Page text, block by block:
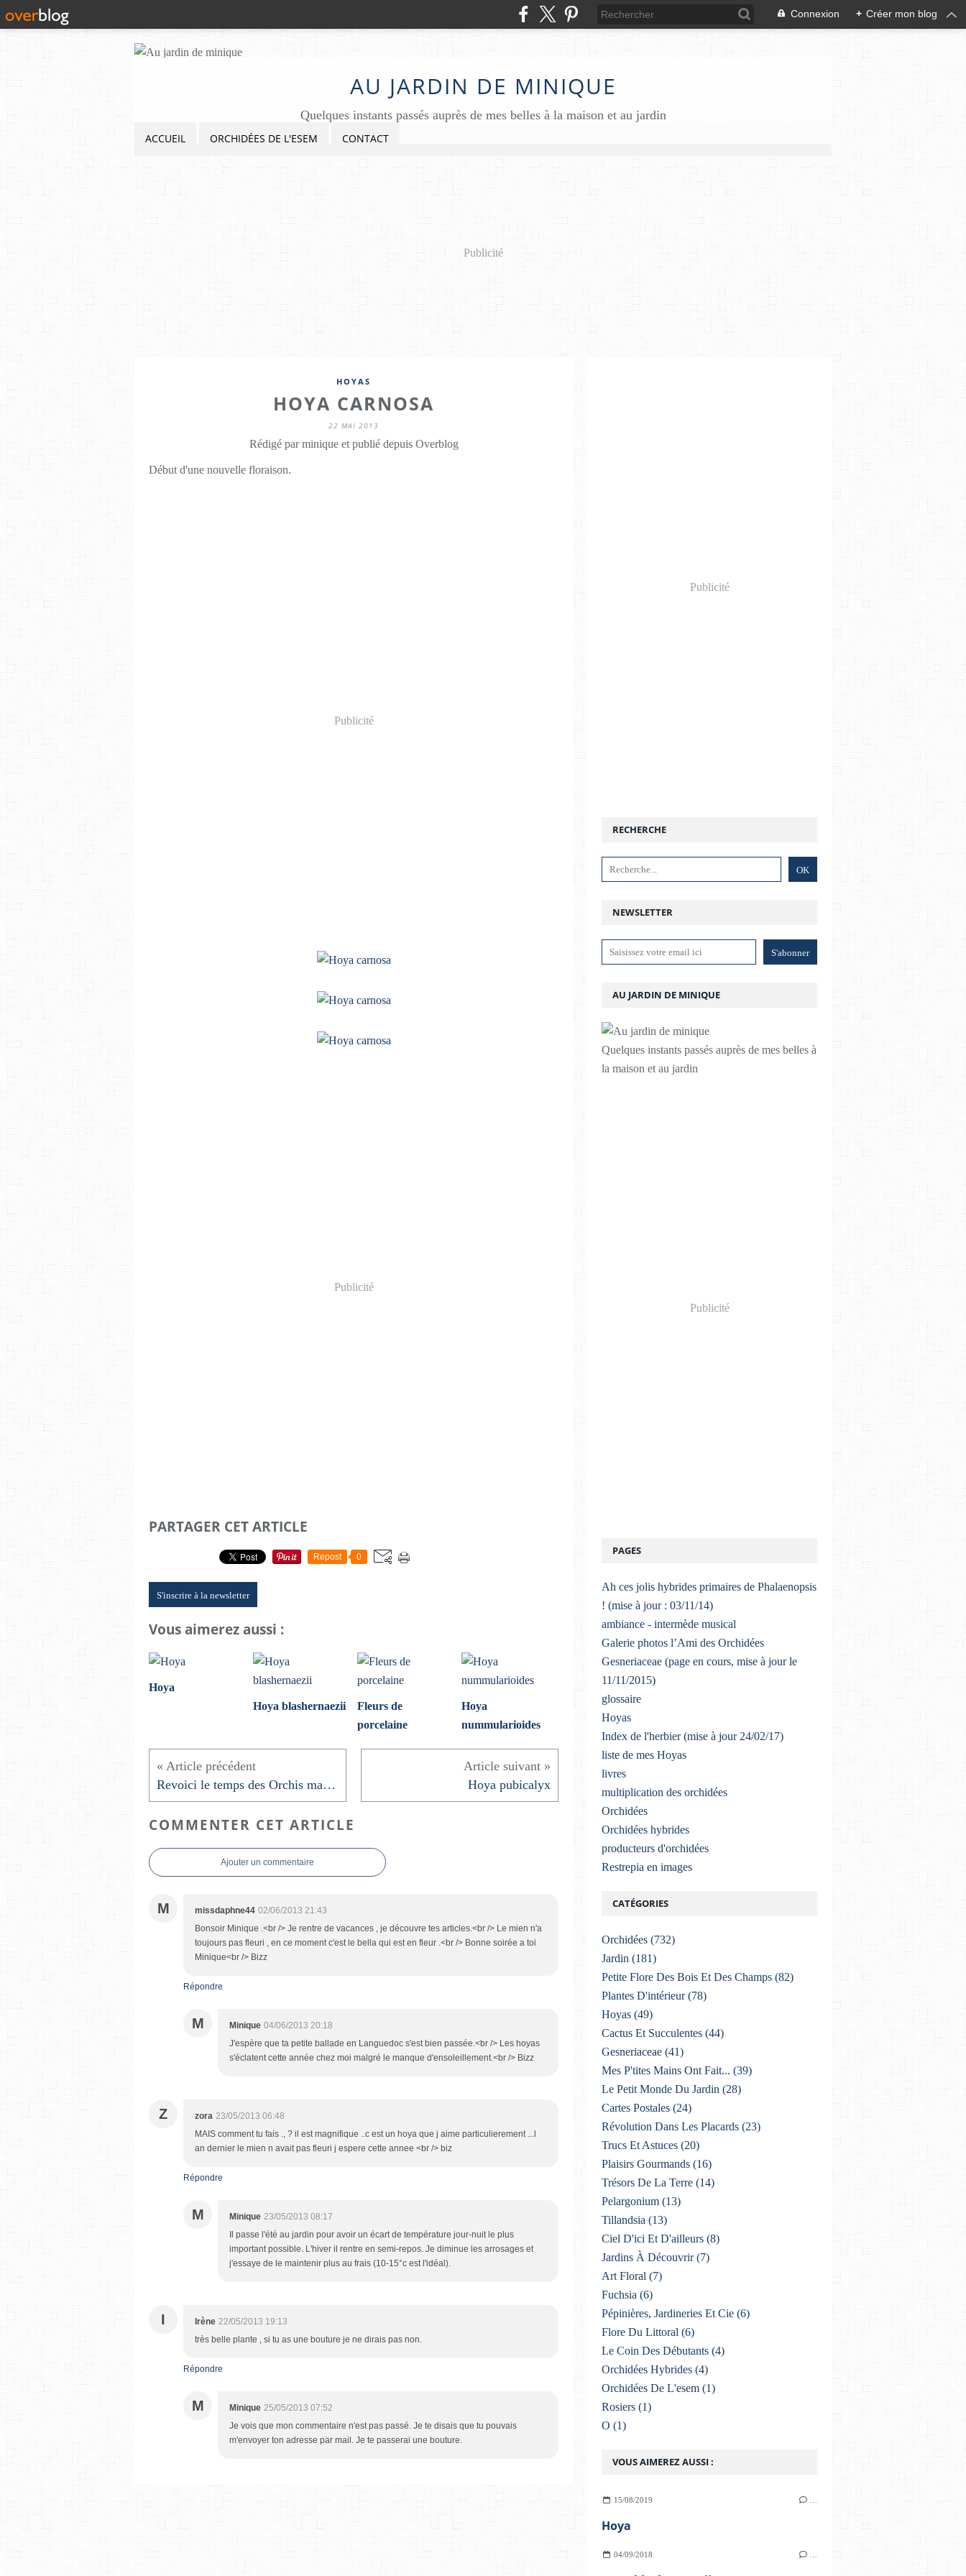
Connexion + Créer mon blog
AU JARDIN DE MINIQUE
Quelques instants passés auprès de mes belles à la maison et au jardin
ACCUEIL ORCHIDÉES DE L'ESEM CONTACT
Publicité
HOYAS
HOYA CARNOSA
22 MAI 2013
Rédigé par minique et publié depuis Overblog
Début d'une nouvelle floraison.
Publicité
Publicité
PARTAGER CET ARTICLE
Repost 0
S'inscrire à la newsletter
Vous aimerez aussi :
Hoya
Hoya blashernaezii
Fleurs de
porcelaine
Hoya
nummularioides
Revoici le temps des Orchis mascula Hoya pubicalyx
COMMENTER CET ARTICLE
Ajouter un commentaire
M missdaphne44 02/06/2013 21:43
Bonsoir Minique .<br /> Je rentre de vacances , je découvre tes articles.<br /> Le mien n'a
toujours pas fleuri , en ce moment c'est le bella qui est en fleur .<br /> Bonne soirée a toi
Minique<br /> Bizz
Répondre
M Minique 04/06/2013 20:18
J'espère que ta petite ballade en Languedoc s'est bien passée.<br /> Les hoyas
s'éclatent cette année chez moi malgré le manque d'ensoleillement.<br /> Bizz
Z zora 23/05/2013 06:48
MAIS comment tu fais ., ? il est magnifique ..c est un hoya que j aime particulierement ...l
an dernier le mien n avait pas fleuri j espere cette annee <br /> biz
Répondre
M Minique 23/05/2013 08:17
Il passe l'été au jardin pour avoir un écart de température jour-nuit le plus
important possible. L'hiver il rentre en semi-repos. Je diminue les arrosages et
j'essaye de le maintenir plus au frais (10-15°c est l'idéal).
I Irène 22/05/2013 19:13
très belle plante , si tu as une bouture je ne dirais pas non.
Répondre
M Minique 25/05/2013 07:52
Je vois que mon commentaire n'est pas passé. Je te disais que tu pouvais
m'envoyer ton adresse par mail. Je te passerai une bouture.
Publicité
NEWSLETTER
RECHERCHE
AU JARDIN DE MINIQUE
Quelques instants passés auprès de mes belles à
la maison et au jardin
Publicité
VOUS AIMEREZ AUSSI :
15/08/2019
Hoya
04/09/2018
PAGES
Ah ces jolis hybrides primaires de Phalaenopsis
! (mise à jour : 03/11/14)
ambiance - intermède musical
Galerie photos l’Ami des Orchidées
Gesneriaceae (page en cours, mise à jour le
11/11/2015)
glossaire
Hoyas
Index de l'herbier (mise à jour 24/02/17)
liste de mes Hoyas
livres
multiplication des orchidées
Orchidées
Orchidées hybrides
producteurs d'orchidées
Restrepia en images
CATÉGORIES
Orchidées (732)
Jardin (181)
Petite Flore Des Bois Et Des Champs (82)
Plantes D'intérieur(78)
Hoyas (49)
Cactus Et Succulentes (44)
Gesneriaceae (41)
Mes P'tites Mains Ont Fait... (39)
Le Petit Monde Du Jardin (28)
Cartes Postales (24)
Révolution Dans Les Placards (23)
Trucs Et Astuces (20)
Plaisirs Gourmands (16)
Trésors De La Terre (14)
Pelargonium (13)
Tillandsia (13)
Ciel D'ici Et D'ailleurs (8)
Jardins À Découvrir(7)
Art Floral (7)
Fuchsia (6)
Pépinières, Jardineries Et Cie (6)
Flore Du Littoral (6)
Le Coin Des Débutants (4)
Orchidées Hybrides (4)
Orchidées De L'esem (1)
Rosiers (1)
O (1)